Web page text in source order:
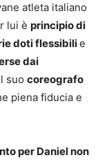
atleta italiano
lui è principio di
doti flessibilie
dai
suo coreografo
piena fiducia e
per Daniel non